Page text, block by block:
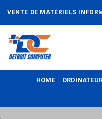
VENTE DE MATÉRIELS
HOME